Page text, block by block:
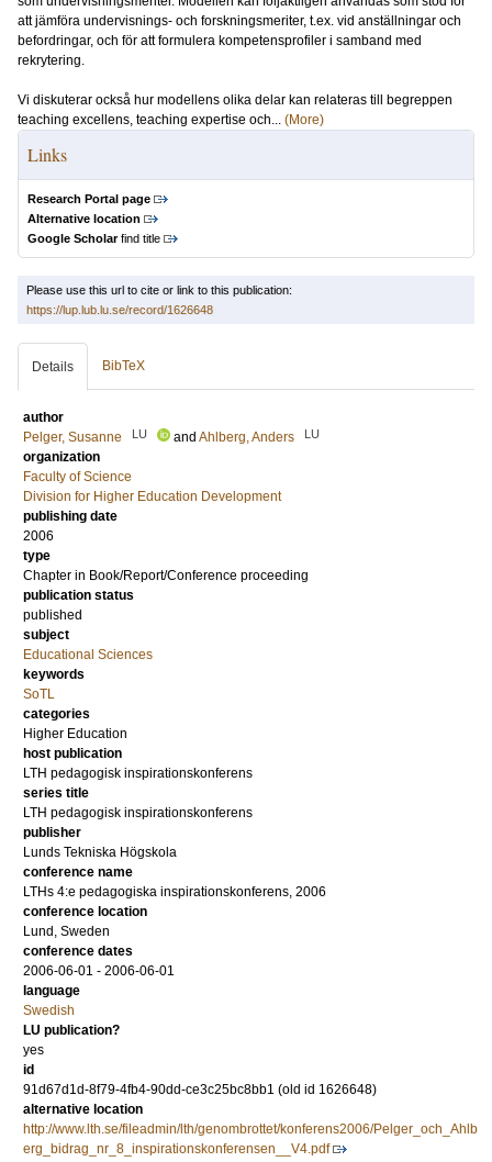
att jämföra undervisnings- och forskningsmeriter, t.ex. vid anställningar och
befordringar, och för att formulera kompetensprofiler i samband med
rekrytering.
Vi diskuterar också hur modellens olika delar kan relateras till begreppen
teaching excellens, teaching expertise och... (More)
Links
Research Portal page
Alternative location
Google Scholarfind title
Please use this url to cite or link to this publication:
https://lup.lub.lu.se/record/1626648
Details BibTeX
author
Pelger, Susanne
LU and Ahlberg, Anders LU
organization
Faculty of Science
Division for Higher Education Development
publishing date
2006
type
Chapter in Book/Report/Conference proceeding
publication status
published
subject
Educational Sciences
keywords
SoTL
categories
Higher Education
host publication
LTH pedagogisk inspirationskonferens
series title
LTH pedagogisk inspirationskonferens
publisher
Lunds Tekniska Högskola
conference name
LTHs 4:e pedagogiska inspirationskonferens, 2006
conference location
Lund, Sweden
conference dates
2006-06-01 - 2006-06-01
language
Swedish
LU publication?
yes
id
91d67d1d-8f79-4fb4-90dd-ce3c25bc8bb1 (old id 1626648)
alternative location
http://www.lth.se/fileadmin/lth/genombrottet/konferens2006/Pelger_och_Ahlb
erg_bidrag_nr_8_inspirationskonferensen__V4.pdf